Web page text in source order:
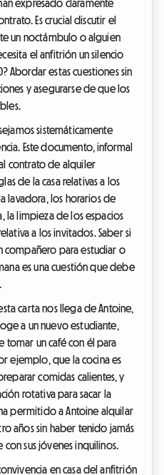
expresado claramente
Es crucial discutir el
un noctámbulo o alguien
el anfitrión un silencio
Abordar estas cuestiones sin
y asegurarse de que los
sistemáticamente
Este documento, informal
contrato de alquiler
de la casa relativas a los
lavadora, los horarios de
la limpieza de los espacios
a los invitados. Saber si
compañero para estudiar o
es una cuestión que debe
carta nos llega de Antoine,
a un nuevo estudiante,
un café con él para
ejemplo, que la cocina es
comidas calientes, y
rotativa para sacar la
permitido a Antoine alquilar
años sin haber tenido jamás
sus jóvenes inquilinos.
en casa del anfitrión